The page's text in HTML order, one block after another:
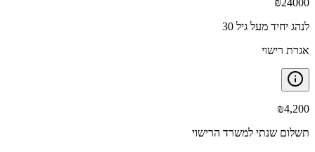
₪24000
לנהג יחיד מעל גיל 30
אגרת רישוי
₪4,200
תשלום שנתי למשרד הרישוי